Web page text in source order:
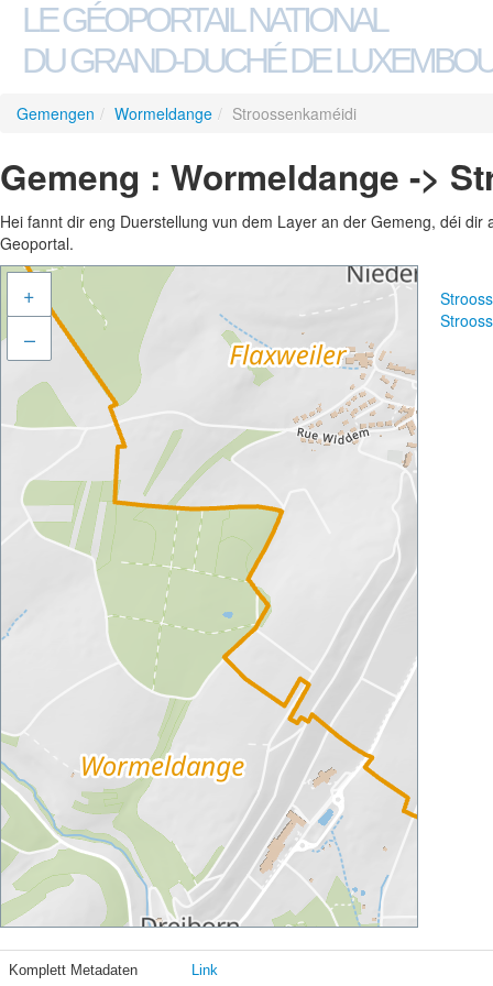
LE GÉOPORTAIL NATIONAL
DU GRAND-DUCHÉ DE
Gemengen / Wormeldange / Stroossenkaméidi
Gemeng : Wormeldange ->
Hei fannt dir eng Duerstellung vun dem Layer an der Gemeng, déi
Geoportal.
+
–
Komplett Metadaten Link